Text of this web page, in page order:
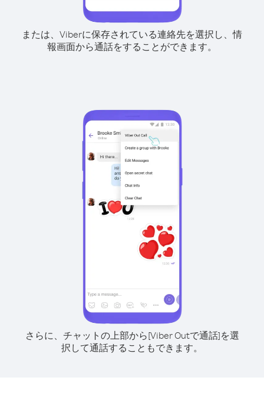
または、Viberに保存されている連絡先を選択し、情
報画面から通話をすることができます。
さらに、チャットの上部から[Viber Outで通話]を選
択して通話することもできます。